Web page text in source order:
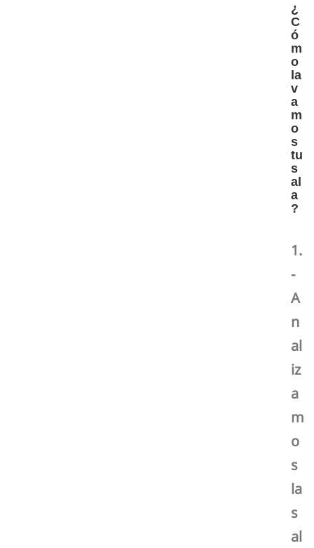
¿
C
ó
m
o
la
v
a
m
o
s
tu
s
al
a
?
1.
-
A
n
al
iz
a
m
o
s
la
s
al